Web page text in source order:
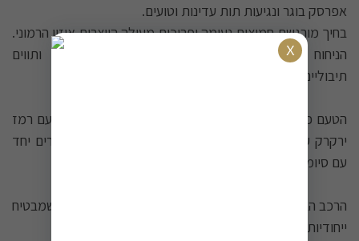
אפרסק בוגר ונגיעות תות עדינות וטועים.
בחיך מורגשת חמיצות נעימה ופריכות מעולה היוצרות איזון הרמוני.
הניחוח מבושם ופרחוני בלוי ברענות פירות האפרסק ותווים
תיבוליים מעודנים.
הטעם פריך וחמצמץ ביחד עם שילוב של תות שדה צעיר עם רמז
ירקרק עדין. הגימור מציג מינראליות מרשימה מכרמי ההרים יחד
עם סיומת פירותית ארוכה ומתובלת.
הרכב הבלנד עשוי להשתנות בהתאם לאופי כל בציר, מה שמבטיח
ייחודיות וביטוי אותנטי של השנה.